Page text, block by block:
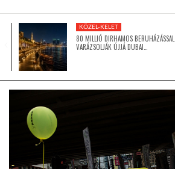
ÁZSIA
LATIN-AMERIKA
KÖZEL-KELET
KÖZEL-KELET
80 MILLIÓ DIRHAMOS BERUHÁZÁSSAL
VARÁZSOLJÁK ÚJJÁ DUBAI…